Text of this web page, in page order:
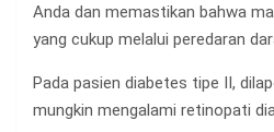
Anda dan memastikan bahwa
yang cukup melalui peredaran
Pada pasien diabetes tipe II,
mungkin mengalami retinopati